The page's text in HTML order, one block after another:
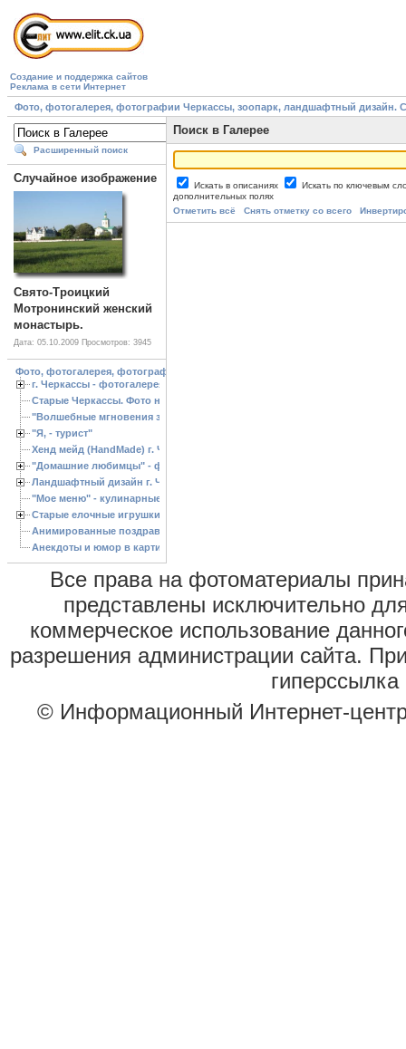
Создание и поддержка сайтов
Реклама в сети Интернет
Фото, фотогалерея, фотографии Черкассы, зоопарк, ландшафтный дизайн.
Расширенный поиск
Случайное изображение
Свято-Троицкий
Мотронинский женский
монастырь.
Дата: 05.10.2009 Просмотров: 3945
Фото, фотогалерея, фотографии Черкассы, зоопарк, ландшафтный дизайн.
г. Черкассы - фотогалерея
Старые Черкассы. Фото начало ХХ ст.
"Волшебные мгновения зимы"
"Я, - турист"
Хенд мейд (HandMade) г. Черкассы, - изделия ручной работы
"Домашние любимцы" - фото
Ландшафтный дизайн г. Черкассы
"Мое меню" - кулинарные рецепты
Старые елочные игрушки
Анимированные поздравления с Новым 2013 годом
Анекдоты и юмор в картинках
Поиск в Галерее
Искать в описаниях
Искать по ключевым
дополнительных полях
Отметить всё
Снять отметку со всего
Все права на фотоматериалы
представлены исключительно
коммерческое использование
разрешения администрации сайта.
гиперссылка
© Информационный Интернет-